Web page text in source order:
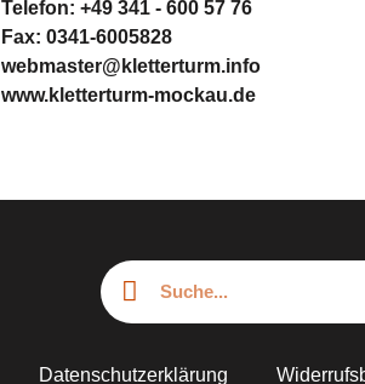
Telefon: +49 341 - 600 57 76
Fax: 0341-6005828
webmaster@kletterturm.info
www.kletterturm-mockau.de
Datenschutzerklärung